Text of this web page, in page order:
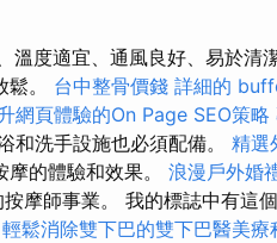
度適宜、通風良好、易於清
。 台中整骨價錢 詳細的
網頁體驗的On Page SEO策略
和洗手設施也必須配備。 精選
的體驗和效果。 浪漫戶外婚
摩師事業。 我的標誌中有這
輕鬆消除雙下巴的雙下巴醫美療